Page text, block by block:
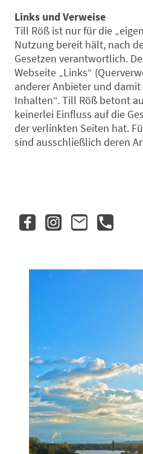
Links und Verweise
Till Röß ist nur für die
Nutzung bereit hält, nach
Gesetzen verantwortlich.
Webseite „Links“
anderer Anbieter und
Inhalten“. Till Röß betont
keinerlei Einfluss auf die
der verlinkten Seiten hat.
sind ausschließlich deren